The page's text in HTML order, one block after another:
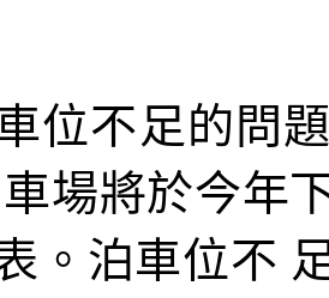
位不足的問
場將於今年
。泊車位不